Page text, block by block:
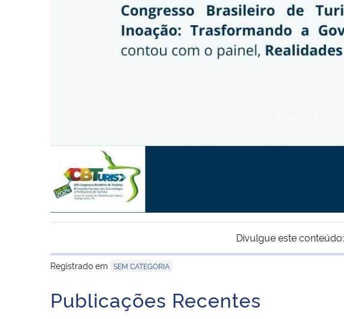
Divulgue este conteúdo:
Registrado em SEM CATEGORIA
Publicações Recentes